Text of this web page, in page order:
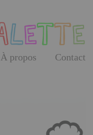
À propos Contact